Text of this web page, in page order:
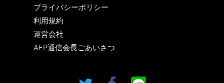
プライバシーポリシー
利用規約
運営会社
AFP通信会長ごあいさつ